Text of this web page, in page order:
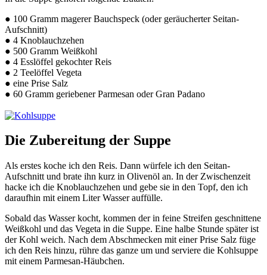
● 100 Gramm magerer Bauchspeck (oder geräucherter Seitan-
Aufschnitt)
● 4 Knoblauchzehen
● 500 Gramm Weißkohl
● 4 Esslöffel gekochter Reis
● 2 Teelöffel Vegeta
● eine Prise Salz
● 60 Gramm geriebener Parmesan oder Gran Padano
Die Zubereitung der Suppe
Als erstes koche ich den Reis. Dann würfele ich den Seitan-
Aufschnitt und brate ihn kurz in Olivenöl an. In der Zwischenzeit
hacke ich die Knoblauchzehen und gebe sie in den Topf, den ich
daraufhin mit einem Liter Wasser auffülle.
Sobald das Wasser kocht, kommen der in feine Streifen geschnittene
Weißkohl und das Vegeta in die Suppe. Eine halbe Stunde später ist
der Kohl weich. Nach dem Abschmecken mit einer Prise Salz füge
ich den Reis hinzu, rühre das ganze um und serviere die Kohlsuppe
mit einem Parmesan-Häubchen.